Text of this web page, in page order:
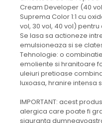
Cream Developer (40
Suprema Color 1:1 cu
vol, 30 vol, 40 vol)
Se lasa sa actioneze
emulsioneaza si se
Tehnologie: o
emoliente si hranitoare
uleiuri pretioase
luxoasa, hranire intensa
IMPORTANT: acest
alergica care poate fi
siguranta